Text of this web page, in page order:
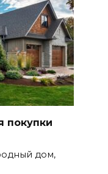
покупки
дом,